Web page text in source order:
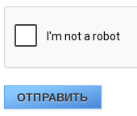
ОТПРАВИТЬ